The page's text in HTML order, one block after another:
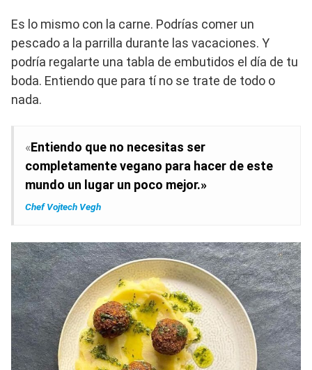
Es lo mismo con la carne. Podrías comer un
pescado a la parrilla durante las vacaciones. Y
podría regalarte una tabla de embutidos el día de tu
boda. Entiendo que para tí no se trate de todo o
nada.
«Entiendo que no necesitas ser
completamente vegano para hacer de este
mundo un lugar un poco mejor.»
Chef Vojtech Vegh